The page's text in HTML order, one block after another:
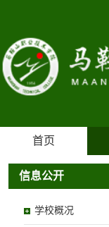
首页
信息公开
学校概况